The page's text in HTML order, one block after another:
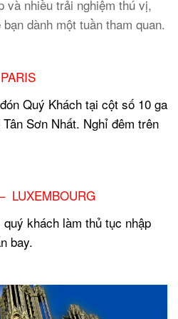
và nhiều trải nghiệm thú vị,
dành một tuần tham quan.
Quý Khách tại cột số 10 ga
Sơn Nhất. Nghỉ đêm trên
LUXEMBOURG
khách làm thủ tục nhập
bay.